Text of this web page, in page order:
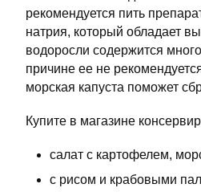
рекомендуется пить
натрия, который обладает
водоросли содержится
причине ее не
морская капуста поможет
Купите в магазине
салат с картофелем,
с рисом и крабовыми